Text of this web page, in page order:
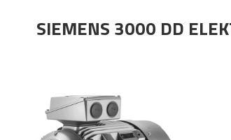
SIEMENS 3000 DD